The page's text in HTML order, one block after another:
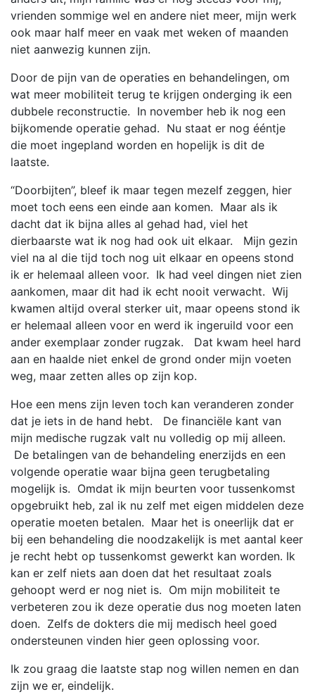
vrienden sommige wel en andere niet meer, mijn werk
ook maar half meer en vaak met weken of maanden
niet aanwezig kunnen zijn.
Door de pijn van de operaties en behandelingen, om
wat meer mobiliteit terug te krijgen onderging ik een
dubbele reconstructie. In november heb ik nog een
bijkomende operatie gehad. Nu staat er nog ééntje
die moet ingepland worden en hopelijk is dit de
laatste.
“Doorbijten”, bleef ik maar tegen mezelf zeggen, hier
moet toch eens een einde aan komen. Maar als ik
dacht dat ik bijna alles al gehad had, viel het
dierbaarste wat ik nog had ook uit elkaar. Mijn gezin
viel na al die tijd toch nog uit elkaar en opeens stond
ik er helemaal alleen voor. Ik had veel dingen niet zien
aankomen, maar dit had ik echt nooit verwacht. Wij
kwamen altijd overal sterker uit, maar opeens stond ik
er helemaal alleen voor en werd ik ingeruild voor een
ander exemplaar zonder rugzak. Dat kwam heel hard
aan en haalde niet enkel de grond onder mijn voeten
weg, maar zetten alles op zijn kop.
Hoe een mens zijn leven toch kan veranderen zonder
dat je iets in de hand hebt. De financiële kant van
mijn medische rugzak valt nu volledig op mij alleen.
De betalingen van de behandeling enerzijds en een
volgende operatie waar bijna geen terugbetaling
mogelijk is. Omdat ik mijn beurten voor tussenkomst
opgebruikt heb, zal ik nu zelf met eigen middelen deze
operatie moeten betalen. Maar het is oneerlijk dat er
bij een behandeling die noodzakelijk is met aantal keer
je recht hebt op tussenkomst gewerkt kan worden. Ik
kan er zelf niets aan doen dat het resultaat zoals
gehoopt werd er nog niet is. Om mijn mobiliteit te
verbeteren zou ik deze operatie dus nog moeten laten
doen. Zelfs de dokters die mij medisch heel goed
ondersteunen vinden hier geen oplossing voor.
Ik zou graag die laatste stap nog willen nemen en dan
zijn we er, eindelijk.